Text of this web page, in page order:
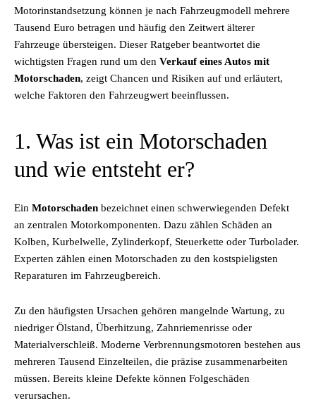
Motorinstandsetzung können je nach Fahrzeugmodell mehrere
Tausend Euro betragen und häufig den Zeitwert älterer
Fahrzeuge übersteigen. Dieser Ratgeber beantwortet die
wichtigsten Fragen rund um den Verkauf eines Autos mit
Motorschaden, zeigt Chancen und Risiken auf und erläutert,
welche Faktoren den Fahrzeugwert beeinflussen.
1. Was ist ein Motorschaden
und wie entsteht er?
Ein Motorschaden bezeichnet einen schwerwiegenden Defekt
an zentralen Motorkomponenten. Dazu zählen Schäden an
Kolben, Kurbelwelle, Zylinderkopf, Steuerkette oder Turbolader.
Experten zählen einen Motorschaden zu den kostspieligsten
Reparaturen im Fahrzeugbereich.
Zu den häufigsten Ursachen gehören mangelnde Wartung, zu
niedriger Ölstand, Überhitzung, Zahnriemenrisse oder
Materialverschleiß. Moderne Verbrennungsmotoren bestehen aus
mehreren Tausend Einzelteilen, die präzise zusammenarbeiten
müssen. Bereits kleine Defekte können Folgeschäden
verursachen.